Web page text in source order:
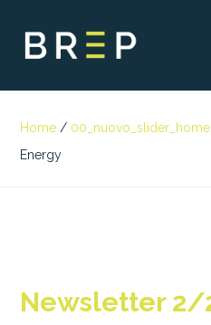
Home / 00_nuovo_slider_home
Energy
Newsletter 2/